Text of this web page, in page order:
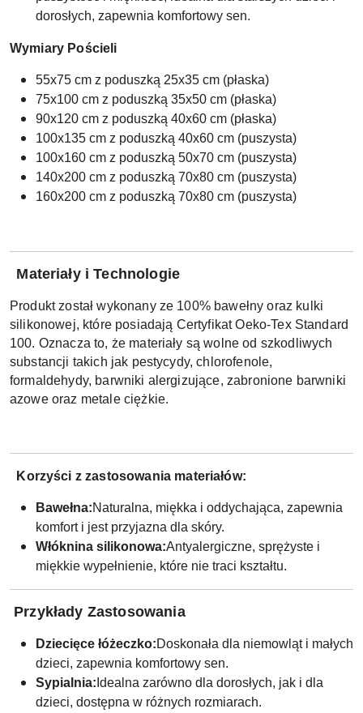
dorosłych, zapewnia komfortowy sen.
Wymiary Pościeli
55x75 cm z poduszką 25x35 cm (płaska)
75x100 cm z poduszką 35x50 cm (płaska)
90x120 cm z poduszką 40x60 cm (płaska)
100x135 cm z poduszką 40x60 cm (puszysta)
100x160 cm z poduszką 50x70 cm (puszysta)
140x200 cm z poduszką 70x80 cm (puszysta)
160x200 cm z poduszką 70x80 cm (puszysta)
Materiały i Technologie
Produkt został wykonany ze 100% bawełny oraz kulki
silikonowej, które posiadają Certyfikat Oeko-Tex Standard
100. Oznacza to, że materiały są wolne od szkodliwych
substancji takich jak pestycydy, chlorofenole,
formaldehydy, barwniki alergizujące, zabronione barwniki
azowe oraz metale ciężkie.
Korzyści z zastosowania materiałów:
Bawełna:Naturalna, miękka i oddychająca, zapewnia
komfort i jest przyjazna dla skóry.
Włóknina silikonowa:Antyalergiczne, sprężyste i
miękkie wypełnienie, które nie traci kształtu.
Przykłady Zastosowania
Dziecięce łóżeczko:Doskonała dla niemowląt i małych
dzieci, zapewnia komfortowy sen.
Sypialnia: Idealna zarówno dla dorosłych, jak i dla
dzieci, dostępna w różnych rozmiarach.